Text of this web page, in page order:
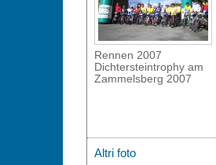
Rennen 2007
Dichtersteintrophy am
Zammelsberg 2007
Altri foto